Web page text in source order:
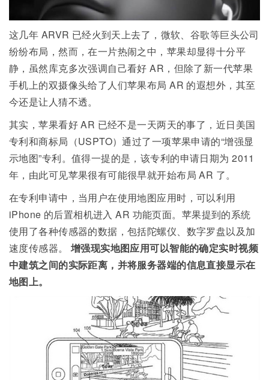
这几年 ARVR 已经火到天上去了，微软、谷歌等巨头公司
纷纷布局，然而，在一片热闹之中，苹果却显得十分平
静，虽然库克多次强调自己看好 AR，但除了新一代苹果
手机上的双摄像头给了人们苹果布局 AR 的遐想外，其至
今还是让人猜不透。
其实，苹果看好 AR 已经不是一天两天的事了，近日美国
专利和商标局（USPTO）通过了一项苹果申请的“增强显
示地图”专利。值得一提的是，该专利的申请日期为 2011
年，由此可见苹果很有可能很早就开始布局 AR 了。
在专利申请中，当用户在使用地图应用时，可以利用
iPhone 的后置相机进入 AR 功能页面。苹果提到的系统
使用了各种传感器的数据，包括陀螺仪、数字罗盘以及加
速度传感器。 增强现实地图应用可以智能的确定实时视频
中建筑之间的实际距离，并将服务器端的信息直接显示在
地图上。